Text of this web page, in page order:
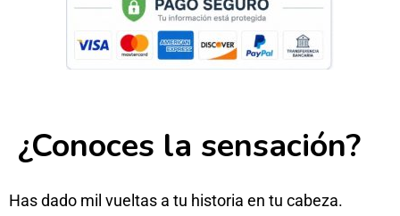
¿Conoces la sensación?
Has dado mil vueltas a tu historia en tu cabeza.